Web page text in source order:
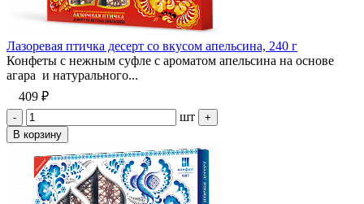
Лазоревая птичка десерт со вкусом апельсина, 240 г
Конфеты с нежным суфле с ароматом апельсина на основе
агара и натурального...
409 ₽
- шт
+
В корзину